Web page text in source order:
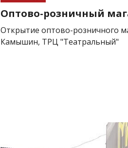
Оптово-розничный
Открытие оптово-розничного
Камышин, ТРЦ "Театральный"